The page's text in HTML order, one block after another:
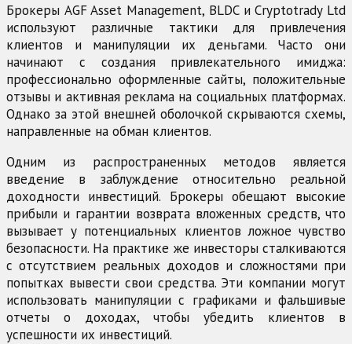
Брокеры AGF Asset Management, BLDC и Cryptotrady Ltd
используют различные тактики для привлечения
клиентов и манипуляции их деньгами. Часто они
начинают с создания привлекательного имиджа:
профессионально оформленные сайты, положительные
отзывы и активная реклама на социальных платформах.
Однако за этой внешней оболочкой скрываются схемы,
направленные на обман клиентов.
Одним из распространенных методов является
введение в заблуждение относительно реальной
доходности инвестиций. Брокеры обещают высокие
прибыли и гарантии возврата вложенных средств, что
вызывает у потенциальных клиентов ложное чувство
безопасности. На практике же инвесторы сталкиваются
с отсутствием реальных доходов и сложностями при
попытках вывести свои средства. Эти компании могут
использовать манипуляции с графиками и фальшивые
отчеты о доходах, чтобы убедить клиентов в
успешности их инвестиций.